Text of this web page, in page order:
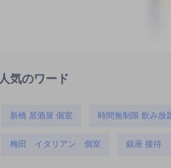
人気のワード
新橋 居酒屋 個室 時間無制限 飲み放
梅田 イタリアン 個室 銀座 接待